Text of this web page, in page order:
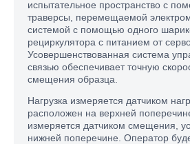
испытательное пространство с
траверсы, перемещаемой
системой с помощью одного
рециркулятора с питанием от
Усовершенствованная система
связью обеспечивает точную
смещения образца.
Нагрузка измеряется датчиком
расположен на верхней
измеряется датчиком смещения,
нижней поперечине. Оператор